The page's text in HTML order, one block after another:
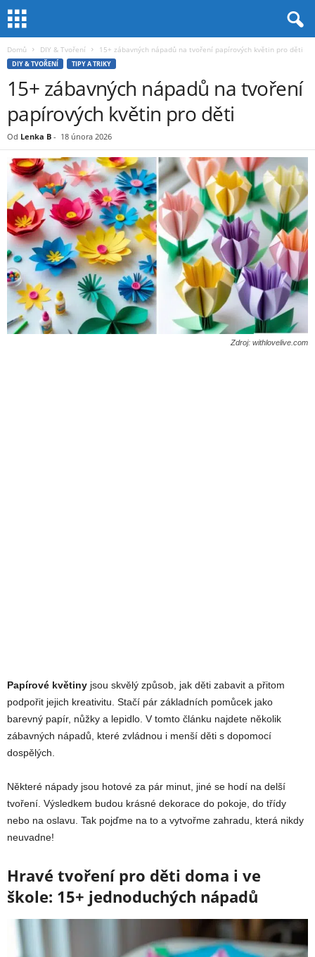
Domů DIY & Tvoření 15+ zábavných nápadů na tvoření papírových květin pro děti
DIY & TVOŘENÍ TIPY A TRIKY
15+ zábavných nápadů na tvoření
papírových květin pro děti
Od Lenka B - 18 února 2026
Zdroj: withlovelive.com
Papírové květiny jsou skvělý způsob, jak děti zabavit a přitom
podpořit jejich kreativitu. Stačí pár základních pomůcek jako
barevný papír, nůžky a lepidlo. V tomto článku najdete několik
zábavných nápadů, které zvládnou i menší děti s dopomocí
dospělých.
Některé nápady jsou hotové za pár minut, jiné se hodí na delší
tvoření. Výsledkem budou krásné dekorace do pokoje, do třídy
nebo na oslavu. Tak pojďme na to a vytvořme zahradu, která nikdy
neuvadne!
Hravé tvoření pro děti doma i ve
škole: 15+ jednoduchých nápadů